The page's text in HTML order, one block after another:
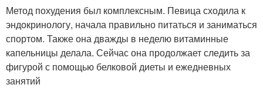
Метод похудения был комплексным. Певица сходила к
эндокринологу, начала правильно питаться и заниматься
спортом. Также она дважды в неделю витаминные
капельницы делала. Сейчас она продолжает следить за
фигурой с помощью белковой диеты и ежедневных
занятий